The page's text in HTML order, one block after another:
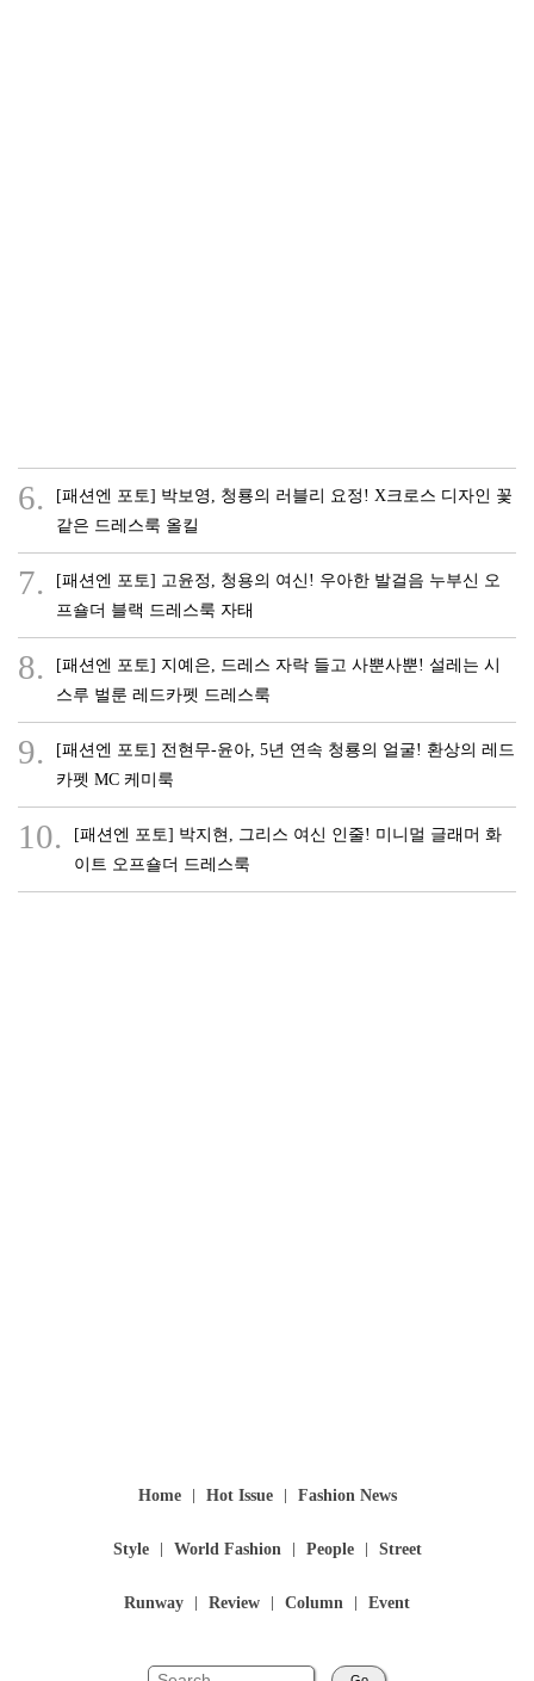
6.
[패션엔 포토] 박보영, 청룡의 러블리 요정! X크로스 디자인 꽃
같은 드레스룩 올킬
7.
[패션엔 포토] 고윤정, 청용의 여신! 우아한 발걸음 누부신 오
프숄더 블랙 드레스룩 자태
8.
[패션엔 포토] 지예은, 드레스 자락 들고 사뿐사뿐! 설레는 시
스루 벌룬 레드카펫 드레스룩
9.
[패션엔 포토] 전현무-윤아, 5년 연속 청룡의 얼굴! 환상의 레드
카펫 MC 케미룩
10.
[패션엔 포토] 박지현, 그리스 여신 인줄! 미니멀 글래머 화
이트 오프숄더 드레스룩
Home Hot Issue Fashion News
Style World Fashion People Street
Runway Review Column Event